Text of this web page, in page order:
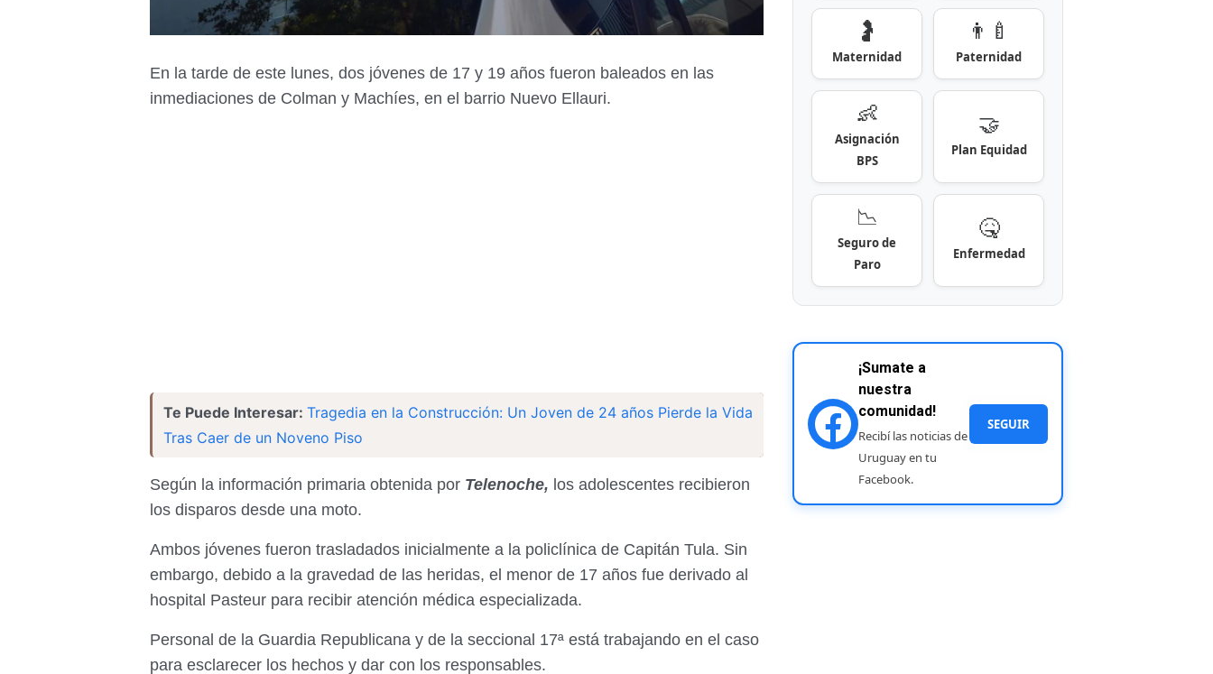
En la tarde de este lunes, dos jóvenes de 17 y 19 años fueron baleados en las
inmediaciones de Colman y Machíes, en el barrio Nuevo Ellauri.
Te Puede Interesar: Tragedia en la Construcción: Un Joven de 24 años Pierde la Vida
Tras Caer de un Noveno Piso
Según la información primaria obtenida por Telenoche, los adolescentes recibieron
los disparos desde una moto.
Ambos jóvenes fueron trasladados inicialmente a la policlínica de Capitán Tula. Sin
embargo, debido a la gravedad de las heridas, el menor de 17 años fue derivado al
hospital Pasteur para recibir atención médica especializada.
Personal de la Guardia Republicana y de la seccional 17ª está trabajando en el caso
para esclarecer los hechos y dar con los responsables.
🤰
Maternidad
👨‍🍼
Paternidad
👶
Asignación
BPS
🤝
Plan Equidad
📉
Seguro de
Paro
🤒
Enfermedad
¡Sumate a
nuestra
comunidad!
Recibí las noticias de
Uruguay en tu
Facebook.
SEGUIR